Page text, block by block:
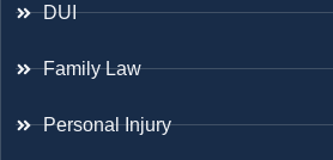
DUI
Family Law
Personal Injury